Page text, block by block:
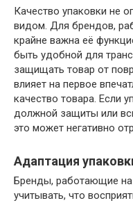
Качество упаковки не
видом. Для брендов,
крайне важна её
быть удобной для
защищать товар от
влияет на первое
качество товара. Если
должной защиты или
это может негативно
Адаптация
Бренды, работающие
учитывать, что